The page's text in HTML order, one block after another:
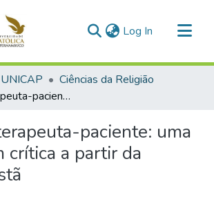
Log In (current)
Ciências da Religião
A relaçao terapeuta-paciente: uma abordagem crítica a partir da religião cristã
paciente: uma
crítica a partir da